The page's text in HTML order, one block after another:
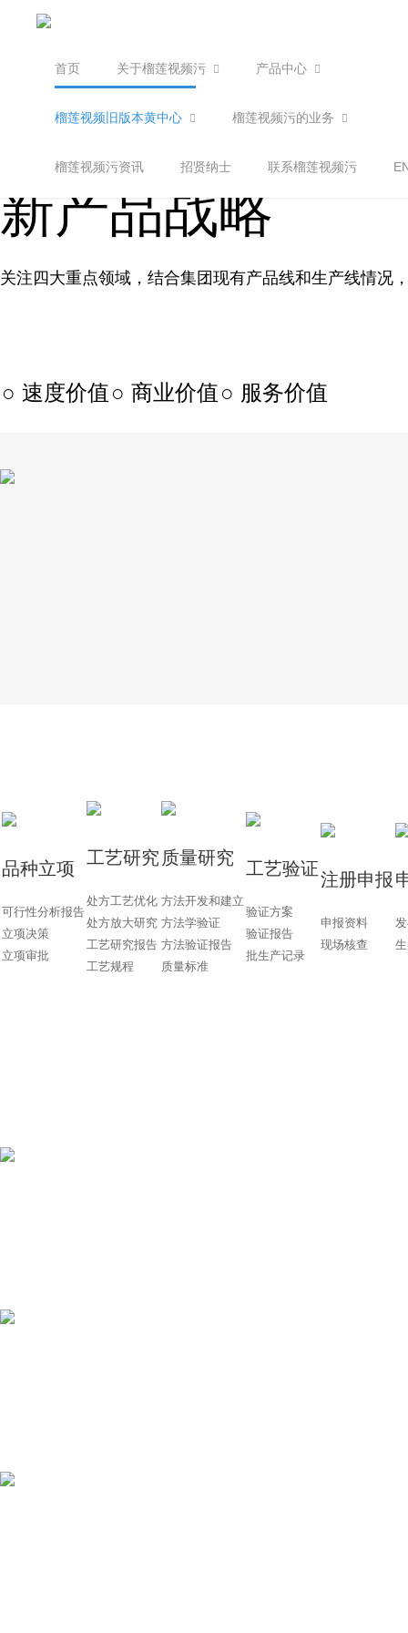
首页 关于榴莲视频污 产品中心
榴莲视频旧版本黄中心 榴莲视频污的业务
榴莲视频污资讯 招贤纳士 联系榴莲视频污
新产品战略
关注四大重点领域，结合集团现有产品线和生产线情况
​○ 速度价值​○ 商业价值​○ 服务价值
品种立项
可行性分析报告
立项决策
立项审批
​工艺研究
处方工艺优化
处方放大研究
工艺研究报告
工艺规程
​质量研究
方法开发和建立
方法学验证
方法验证报告
质量标准
​工艺验证
验证方案
验证报告
批生产记录
​注册申报
申报资料
现场核查